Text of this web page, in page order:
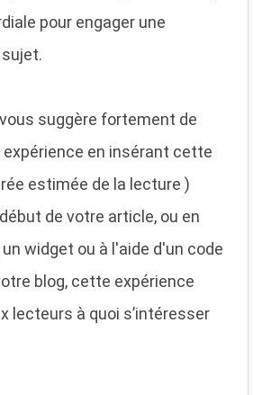
pour engager une
suggère fortement de
en insérant cette
estimée de la lecture )
de votre article, ou en
widget ou à l'aide d'un code
blog, cette expérience
lecteurs à quoi s’intéresser